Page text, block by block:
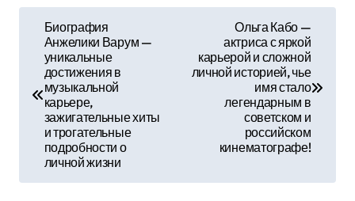
в
а
Биография
Анжелики Варум —
уникальные
достижения в
музыкальной
карьере,
зажигательные хиты
и трогательные
подробности о
личной жизни
Ольга Кабо —
актриса с яркой
карьерой и сложной
личной историей, чье
имя стало
легендарным в
советском и
российском
кинематографе!